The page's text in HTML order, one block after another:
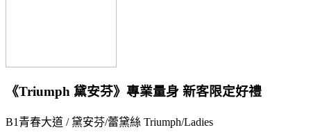
《Triumph 黛安芬》專業量身 新客限定好禮
B1青春大道 / 黛安芬/蕾黛絲 Triumph/Ladies